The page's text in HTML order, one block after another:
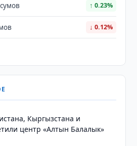
↑ 0.23%
↓ 0.12%
Кыргызстана и
центр «Алтын Балалык»